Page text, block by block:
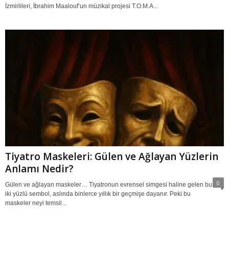
İzmirlileri, İbrahim Maalouf’un müzikal projesi T.O.M.A...
Tiyatro Maskeleri: Gülen ve Ağlayan Yüzlerin
Anlamı Nedir?
0
Gülen ve ağlayan maskeler… Tiyatronun evrensel simgesi haline gelen bu
iki yüzlü sembol, aslında binlerce yıllık bir geçmişe dayanır. Peki bu
maskeler neyi temsil...